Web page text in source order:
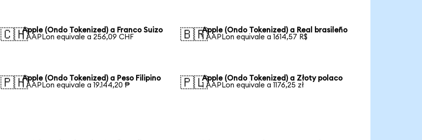
🇨🇭Apple (Ondo Tokenized) a Franco Suizo
1 AAPLon equivale a 256,09 CHF
🇧🇷Apple (Ondo Tokenized) a Real brasileño
1 AAPLon equivale a 1614,57 R$
🇵🇭Apple (Ondo Tokenized) a Peso Filipino
1 AAPLon equivale a 19.144,20 ₱
🇵🇱Apple (Ondo Tokenized) a Złoty polaco
1 AAPLon equivale a 1176,25 zł